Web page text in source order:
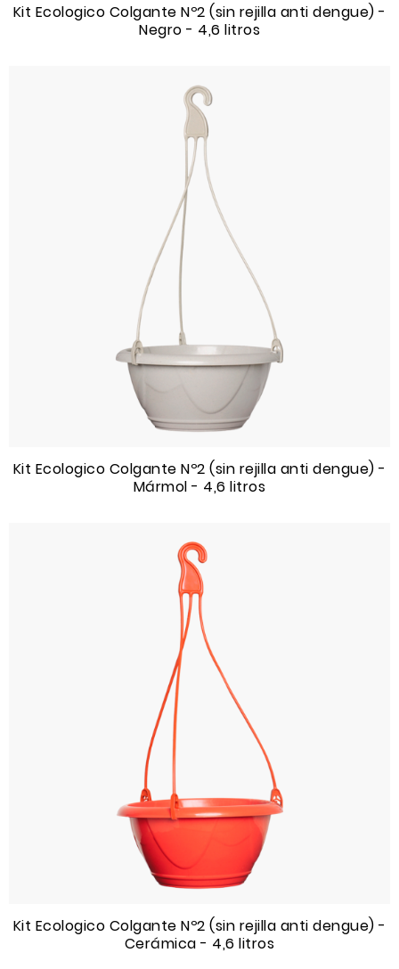
Kit Ecologico Colgante Nº2 (sin rejilla anti dengue) -
Negro - 4,6 litros
Kit Ecologico Colgante Nº2 (sin rejilla anti dengue) -
Mármol - 4,6 litros
Kit Ecologico Colgante Nº2 (sin rejilla anti dengue) -
Cerámica - 4,6 litros